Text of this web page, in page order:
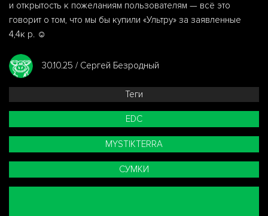
30.10.25 / Сергей Безродный
Теги
EDC
MYSTIKTERRA
СУМКИ
и открытость к пожеланиям пользователям — всё это
говорит о том, что мы бы купили «Ультру» за заявленные
4,4к р. ☺️